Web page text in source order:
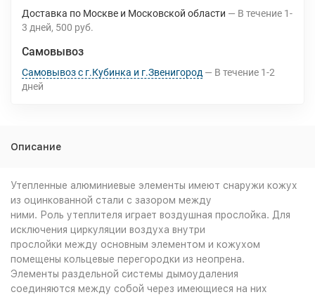
Доставка по Москве и Московской области В течение 1-
3 дней 500 руб.
Самовывоз
Самовывоз с г.Кубинка и г.Звенигород В течение 1-2
дней
Описание
Утепленные алюминиевые элементы имеют снаружи кожух
из оцинкованной стали с зазором между
ними. Роль утеплителя играет воздушная прослойка. Для
исключения циркуляции воздуха внутри
прослойки между основным элементом и кожухом
помещены кольцевые перегородки из неопрена.
Элементы раздельной системы дымоудаления
соединяются между собой через имеющиеся на них